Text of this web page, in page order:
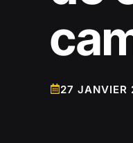
27 JANVIER